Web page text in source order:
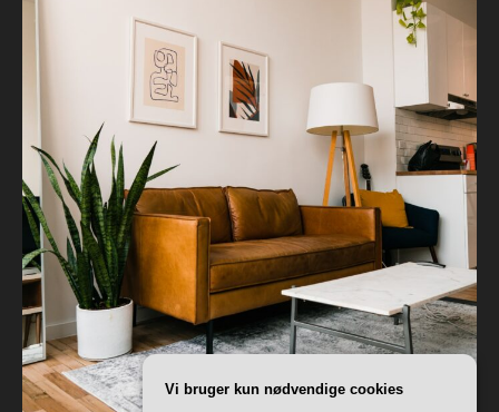
Vi bruger kun nødvendige cookies